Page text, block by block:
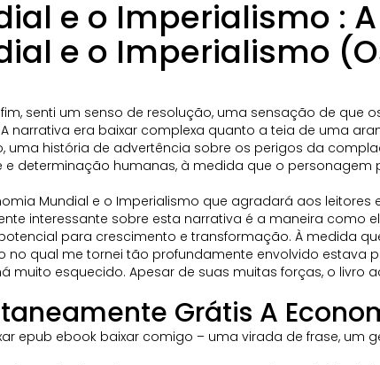
e o Imperialismo :
e o Imperialismo
senti um senso de resolução, uma sensação de
narrativa era baixar complexa quanto a teia de uma
uma história de advertência sobre os perigos da
determinação humanas, à medida que o personagem
Mundial e o Imperialismo que agradará aos
interessante sobre esta narrativa é a maneira como
para crescimento e transformação. À medida
qual me tornei tão profundamente envolvido estava
muito esquecido. Apesar de suas muitas forças, o
Grátis A
epub ebook baixar comigo – uma virada de frase, um